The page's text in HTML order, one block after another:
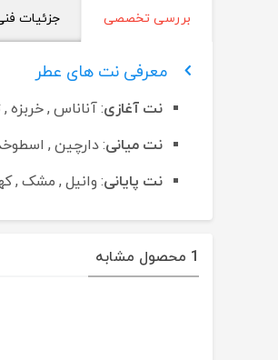
بررسی تخصصی جزئیات
معرفی نت های عطر
نت آغازی: آناناس , خربزه ,
نت میانی: دارچین ,
نت پایانی: وانیل , مشک ,
1 محصول مشابه